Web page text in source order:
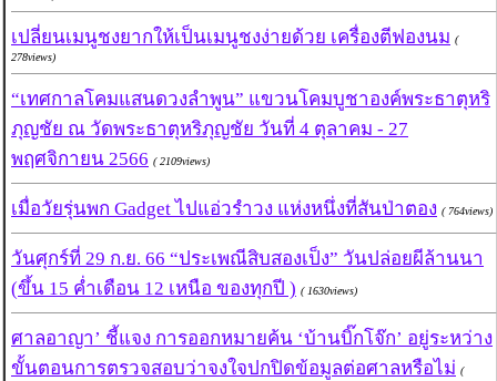
เปลี่ยนเมนูชงยากให้เป็นเมนูชงง่ายด้วย เครื่องตีฟองนม (
278views)
“เทศกาลโคมแสนดวงลำพูน” แขวนโคมบูชาองค์พระธาตุหริ
ภุญชัย ณ วัดพระธาตุหริภุญชัย วันที่ 4 ตุลาคม - 27
พฤศจิกายน 2566 ( 2109views)
เมื่อวัยรุ่นพก Gadget ไปแอ่วรำวง แห่งหนึ่งที่สันป่าตอง ( 764views)
วันศุกร์ที่ 29 ก.ย. 66 “ประเพณีสิบสองเป็ง” วันปล่อยผีล้านนา
(ขึ้น 15 ค่ำเดือน 12 เหนือ ของทุกปี ) ( 1630views)
ศาลอาญา’ ชี้แจง การออกหมายค้น ‘บ้านบิ๊กโจ๊ก’ อยู่ระหว่าง
ขั้นตอนการตรวจสอบว่าจงใจปกปิดข้อมูลต่อศาลหรือไม่ (